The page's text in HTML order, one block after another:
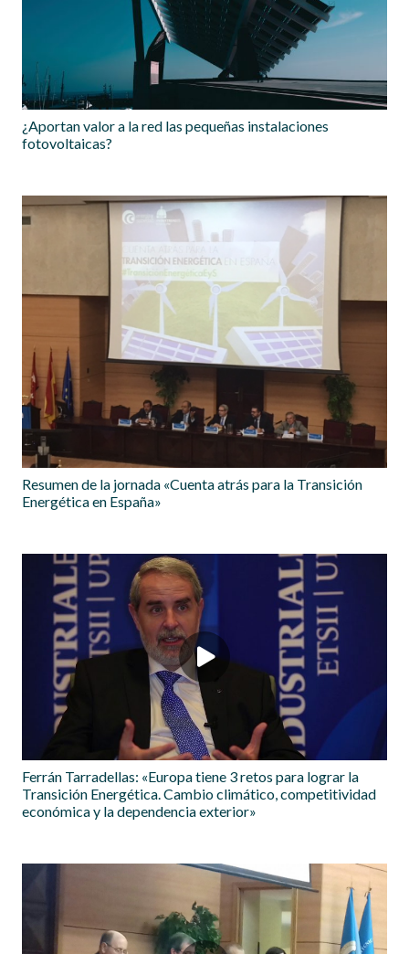
¿Aportan valor a la red las pequeñas instalaciones
fotovoltaicas?
Resumen de la jornada «Cuenta atrás para la Transición
Energética en España»
Ferrán Tarradellas: «Europa tiene 3 retos para lograr la
Transición Energética. Cambio climático, competitividad
económica y la dependencia exterior»